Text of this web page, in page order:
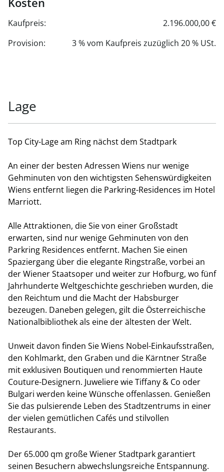
Kaufpreis:
2.196.000,00 €
Provision:
3 % vom Kaufpreis zuzüglich 20 % USt.
Lage
Top City-Lage am Ring nächst dem Stadtpark
An einer der besten Adressen Wiens nur wenige
Gehminuten von den wichtigsten Sehenswürdigkeiten
Wiens entfernt liegen die Parkring-Residences im Hotel
Marriott.
Alle Attraktionen, die Sie von einer Großstadt
erwarten, sind nur wenige Gehminuten von den
Parkring Residences entfernt. Machen Sie einen
Spaziergang über die elegante Ringstraße, vorbei an
der Wiener Staatsoper und weiter zur Hofburg, wo fünf
Jahrhunderte Weltgeschichte geschrieben wurden, die
den Reichtum und die Macht der Habsburger
bezeugen. Daneben gelegen, gilt die Österreichische
Nationalbibliothek als eine der ältesten der Welt.
Unweit davon finden Sie Wiens Nobel-Einkaufsstraßen,
den Kohlmarkt, den Graben und die Kärntner Straße
mit exklusiven Boutiquen und renommierten Haute
Couture-Designern. Juweliere wie Tiffany & Co oder
Bulgari werden keine Wünsche offenlassen. Genießen
Sie das pulsierende Leben des Stadtzentrums in einer
der vielen gemütlichen Cafés und stilvollen
Restaurants.
Der 65.000 qm große Wiener Stadtpark garantiert
seinen Besuchern abwechslungsreiche Entspannung.